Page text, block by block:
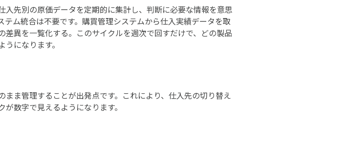
先別の原価データを定期的に集計し、判断に必要な情報を意思
ム統合は不要です。購買管理システムから仕入実績データを取
異を一覧化する。このサイクルを週次で回すだけで、どの製品
になります。
ま管理することが出発点です。これにより、仕入先の切り替え
数字で見えるようになります。